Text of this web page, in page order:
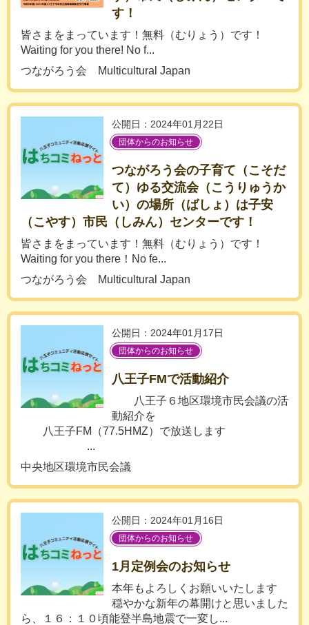
す！
皆さまをまっています！無料（むりょう）です！
Waiting for you there! No f...
つながろう会 Multicultural Japan
公開日：2024年01月22日
団体からのお知らせ
つながろう会の子育て（こそだ
て）ゆる交流会（こうりゅうか
い）の場所（ばしょ）は子安
（こやす）市民（しみん）センターです！
皆さまをまっています！無料（むりょう）です！
Waiting for you there！No fe...
つながろう会 Multicultural Japan
公開日：2024年01月17日
団体からのお知らせ
八王子FMで活動紹介
八王子６地区環境市民会議の活
動紹介を
八王子FM（77.5HMZ）で放送します
...
中央地区環境市民会議
公開日：2024年01月16日
団体からのお知らせ
1月定例会のお知らせ
本年もよろしくお願いいたします
穏やかな新年の幕開けと思いました
ら、１６：１０頃能登半島地震で一変し...